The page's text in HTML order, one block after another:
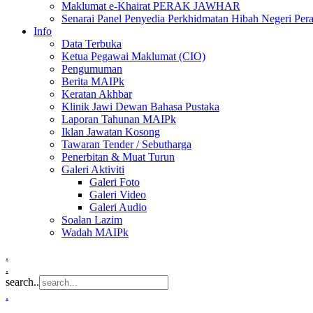
Maklumat e-Khairat PERAK JAWHAR
Senarai Panel Penyedia Perkhidmatan Hibah Negeri
Info
Data Terbuka
Ketua Pegawai Maklumat (CIO)
Pengumuman
Berita MAIPk
Keratan Akhbar
Klinik Jawi Dewan Bahasa Pustaka
Laporan Tahunan MAIPk
Iklan Jawatan Kosong
Tawaran Tender / Sebutharga
Penerbitan & Muat Turun
Galeri Aktiviti
Galeri Foto
Galeri Video
Galeri Audio
Soalan Lazim
Wadah MAIPk
.
.
search..
.